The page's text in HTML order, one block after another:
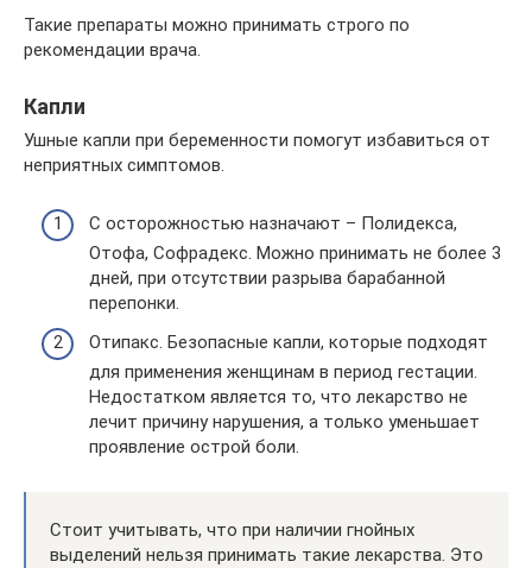
Такие препараты можно принимать строго по
рекомендации врача.
Капли
Ушные капли при беременности помогут избавиться от
неприятных симптомов.
С осторожностью назначают – Полидекса,
Отофа, Софрадекс. Можно принимать не более 3
дней, при отсутствии разрыва барабанной
перепонки.
Отипакс. Безопасные капли, которые подходят
для применения женщинам в период гестации.
Недостатком является то, что лекарство не
лечит причину нарушения, а только уменьшает
проявление острой боли.
Стоит учитывать, что при наличии гнойных
выделений нельзя принимать такие лекарства. Это